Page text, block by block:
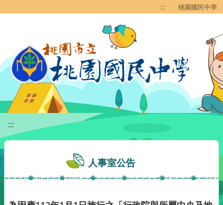
::: 桃園國民中學
:::
人事室公告